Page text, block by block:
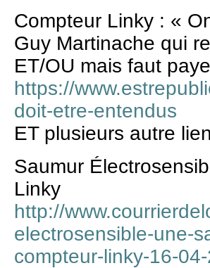
Compteur Linky : «
Guy Martinache qui
ET/OU mais faut
https://
doit-etre-entendus
ET plusieurs autre
Saumur
Linky
http://
electrosensible-une-
compteur-linky-16-